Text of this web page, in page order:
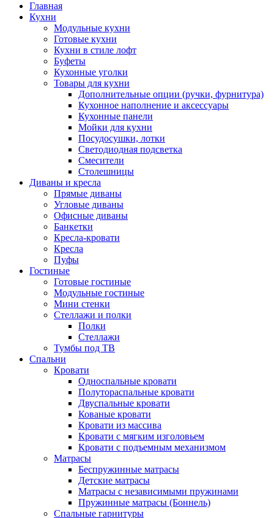
Главная
Кухни
Модульные кухни
Готовые кухни
Кухни в стиле лофт
Буфеты
Кухонные уголки
Товары для кухни
Дополнительные опции (ручки, фурнитура)
Кухонное наполнение и аксессуары
Кухонные панели
Мойки для кухни
Посудосушки, лотки
Светодиодная подсветка
Смесители
Столешницы
Диваны и кресла
Прямые диваны
Угловые диваны
Офисные диваны
Банкетки
Кресла-кровати
Кресла
Пуфы
Гостиные
Готовые гостиные
Модульные гостиные
Мини стенки
Стеллажи и полки
Полки
Стеллажи
Тумбы под ТВ
Спальни
Кровати
Односпальные кровати
Полутораспальные кровати
Двуспальные кровати
Кованые кровати
Кровати из массива
Кровати с мягким изголовьем
Кровати с подъемным механизмом
Матрасы
Беспружинные матрасы
Детские матрасы
Матрасы с независимыми пружинами
Пружинные матрасы (Боннель)
Спальные гарнитуры